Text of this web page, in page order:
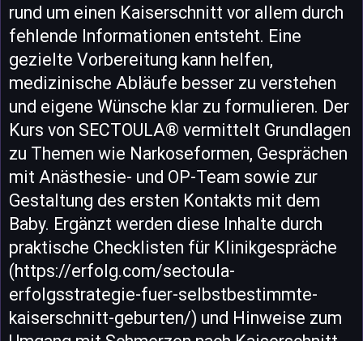
rund um einen Kaiserschnitt vor allem durch
fehlende Informationen entsteht. Eine
gezielte Vorbereitung kann helfen,
medizinische Abläufe besser zu verstehen
und eigene Wünsche klar zu formulieren. Der
Kurs von SECTOULA® vermittelt Grundlagen
zu Themen wie Narkoseformen, Gesprächen
mit Anästhesie- und OP-Team sowie zur
Gestaltung des ersten Kontakts mit dem
Baby. Ergänzt werden diese Inhalte durch
praktische Checklisten für Klinikgespräche
(https://erfolg.com/sectoula-
erfolgsstrategie-fuer-selbstbestimmte-
kaiserschnitt-geburten/) und Hinweise zum